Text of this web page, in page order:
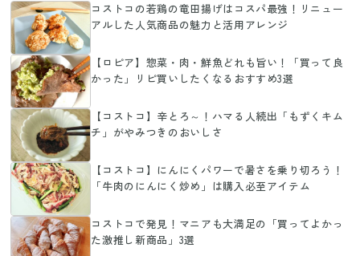
コストコの若鶏の竜田揚げはコスパ最強！リニュー
アルした人気商品の魅力と活用アレンジ
【ロピア】惣菜・肉・鮮魚どれも旨い！「買って良
かった」リピ買いしたくなるおすすめ3選
【コストコ】辛とろ～！ハマる人続出「もずくキム
チ」がやみつきのおいしさ
【コストコ】にんにくパワーで暑さを乗り切ろう！
「牛肉のにんにく炒め」は購入必至アイテム
コストコで発見！マニアも大満足の「買ってよかっ
た激推し新商品」3選